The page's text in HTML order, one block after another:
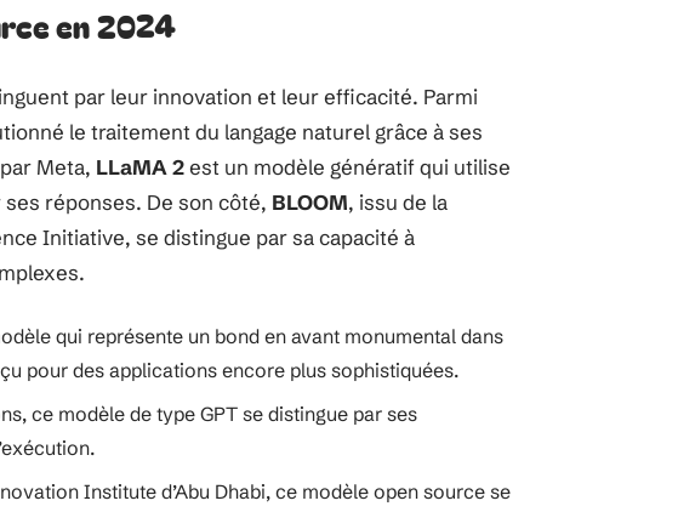
en 2024
par leur innovation et leur efficacité. Parmi
le traitement du langage naturel grâce à ses
Meta, LLaMA 2est un modèle génératif qui utilise
réponses. De son côté, BLOOM, issu de la
Initiative, se distingue par sa capacité à
qui représente un bond en avant monumental dans
pour des applications encore plus sophistiquées.
ce modèle de type GPT se distingue par ses
Institute d’Abu Dhabi, ce modèle open source se